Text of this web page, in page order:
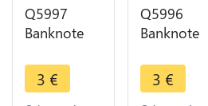
Q5997
Banknote
Sen1964
UNC ->
3 €
Q5996
Banknote
Sen1964
UNC ->
3 €